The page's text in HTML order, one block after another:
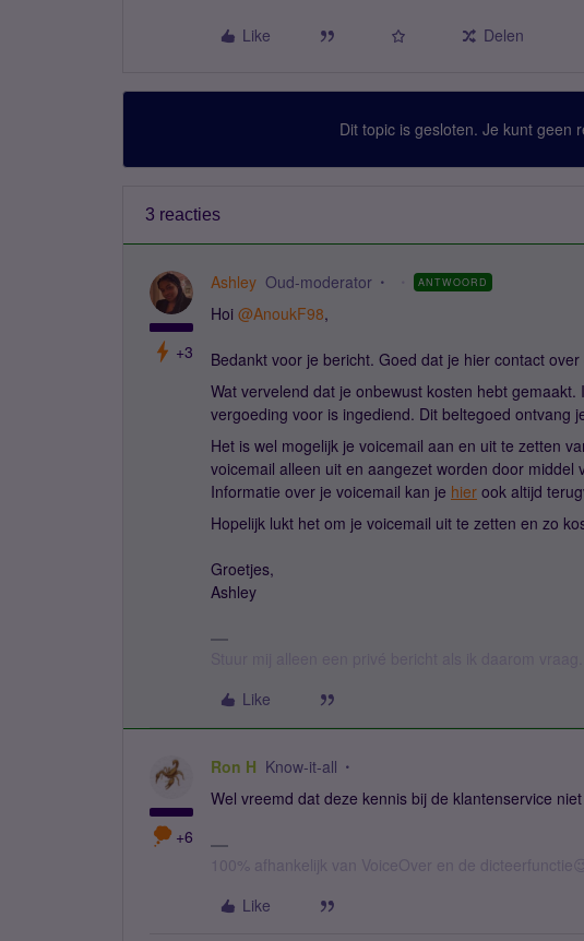
Like Delen
Dit topic is gesloten. Je kunt geen
3 reacties
+3
Ashley Oud-moderator ANTWOORD
Hoi @AnoukF98,
Bedankt voor je bericht. Goed dat je hier contact
Wat vervelend dat je onbewust kosten hebt
vergoeding voor is ingediend. Dit beltegoed ontvang
Het is wel mogelijk je voicemail aan en uit te zetten
voicemail alleen uit en aangezet worden door middel
Informatie over je voicemail kan je hier ook altijd
Hopelijk lukt het om je voicemail uit te zetten en zo
Groetjes,
Ashley
Like
+6
Ron H Know-it-all
Wel vreemd dat deze kennis bij de klantenservice
100% afhankelijk van VoiceOver en de dicteerfunctie😉
Like